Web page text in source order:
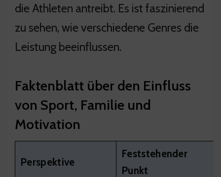
die Athleten antreibt. Es ist faszinierend
zu sehen, wie verschiedene Genres die
Leistung beeinflussen.
Faktenblatt über den Einfluss
von Sport, Familie und
Motivation
Perspektive
Feststehender
Punkt